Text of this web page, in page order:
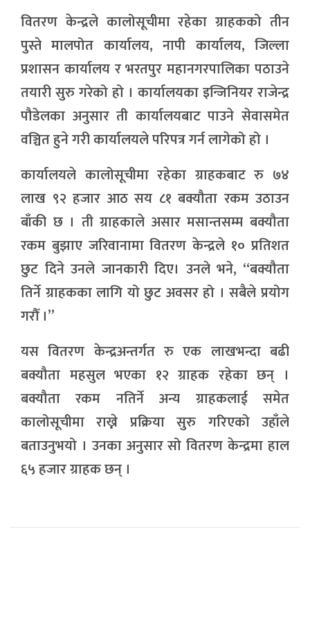
वितरण केन्द्रले कालोसूचीमा रहेका ग्राहकको तीन
पुस्ते मालपोत कार्यालय, नापी कार्यालय, जिल्ला
प्रशासन कार्यालय र भरतपुर महानगरपालिका पठाउने
तयारी सुरु गरेको हो । कार्यालयका इन्जिनियर राजेन्द्र
पौडेलका अनुसार ती कार्यालयबाट पाउने सेवासमेत
वञ्चित हुने गरी कार्यालयले परिपत्र गर्न लागेको हो ।
कार्यालयले कालोसूचीमा रहेका ग्राहकबाट रु ७४
लाख ९२ हजार आठ सय ८१ बक्यौता रकम उठाउन
बाँकी छ । ती ग्राहकाले असार मसान्तसम्म बक्यौता
रकम बुझाए जरिवानामा वितरण केन्द्रले १० प्रतिशत
छुट दिने उनले जानकारी दिए। उनले भने, “बक्यौता
तिर्ने ग्राहकका लागि यो छुट अवसर हो । सबैले प्रयोग
गरौँ ।”
यस वितरण केन्द्रअन्तर्गत रु एक लाखभन्दा बढी
बक्यौता महसुल भएका १२ ग्राहक रहेका छन् ।
बक्यौता रकम नतिर्ने अन्य ग्राहकलाई समेत
कालोसूचीमा राख्ने प्रक्रिया सुरु गरिएको उहाँले
बताउनुभयो । उनका अनुसार सो वितरण केन्द्रमा हाल
६५ हजार ग्राहक छन् ।